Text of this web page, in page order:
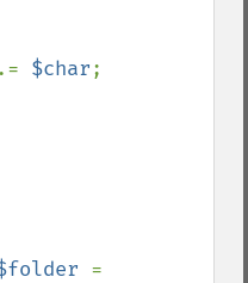
.= $char;